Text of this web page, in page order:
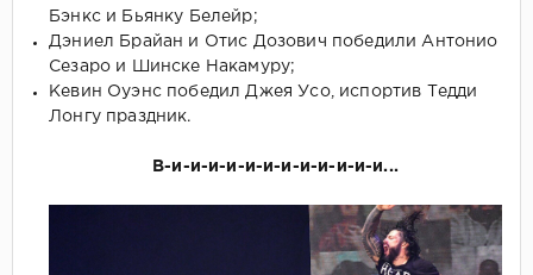
Бэнкс и Бьянку Белейр;
Дэниел Брайан и Отис Дозович победили Антонио
Сезаро и Шинске Накамуру;
Кевин Оуэнс победил Джея Усо, испортив Тедди
Лонгу праздник.
В-и-и-и-и-и-и-и-и-и-и-и-и...